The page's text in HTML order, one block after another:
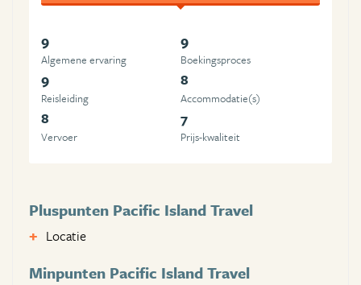
9
Algemene ervaring
9
Boekingsproces
9
Reisleiding
8
Accommodatie(s)
8
Vervoer
7
Prijs-kwaliteit
Pluspunten Pacific Island Travel
Locatie
Minpunten Pacific Island Travel